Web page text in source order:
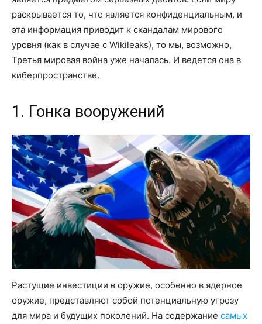
раскрывается то, что является конфиденциальным, и
эта информация приводит к скандалам мирового
уровня (как в случае с Wikileaks), то мы, возможно,
Третья мировая война уже началась. И ведется она в
киберпространстве.
1. Гонка вооружений
Растущие инвестиции в оружие, особенно в ядерное
оружие, представляют собой потенциальную угрозу
для мира и будущих поколений. На содержание самых